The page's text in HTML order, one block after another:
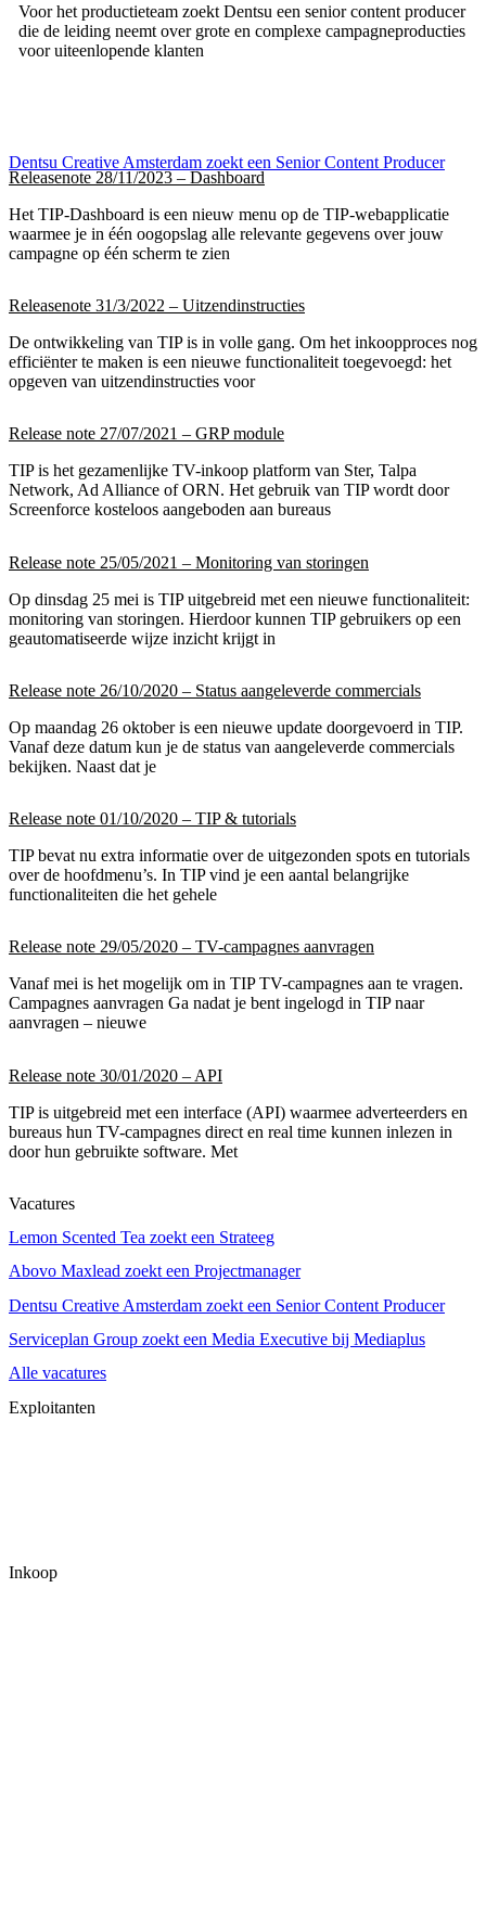
Voor het productieteam zoekt Dentsu een senior content producer
die de leiding neemt over grote en complexe campagneproducties
voor uiteenlopende klanten
Dentsu Creative Amsterdam zoekt een Senior Content Producer
Releasenote 28/11/2023 – Dashboard
Het TIP-Dashboard is een nieuw menu op de TIP-webapplicatie
waarmee je in één oogopslag alle relevante gegevens over jouw
campagne op één scherm te zien
Releasenote 31/3/2022 – Uitzendinstructies
De ontwikkeling van TIP is in volle gang. Om het inkoopproces nog
efficiënter te maken is een nieuwe functionaliteit toegevoegd: het
opgeven van uitzendinstructies voor
Release note 27/07/2021 – GRP module
TIP is het gezamenlijke TV-inkoop platform van Ster, Talpa
Network, Ad Alliance of ORN. Het gebruik van TIP wordt door
Screenforce kosteloos aangeboden aan bureaus
Release note 25/05/2021 – Monitoring van storingen
Op dinsdag 25 mei is TIP uitgebreid met een nieuwe functionaliteit:
monitoring van storingen. Hierdoor kunnen TIP gebruikers op een
geautomatiseerde wijze inzicht krijgt in
Release note 26/10/2020 – Status aangeleverde commercials
Op maandag 26 oktober is een nieuwe update doorgevoerd in TIP.
Vanaf deze datum kun je de status van aangeleverde commercials
bekijken. Naast dat je
Release note 01/10/2020 – TIP & tutorials
TIP bevat nu extra informatie over de uitgezonden spots en tutorials
over de hoofdmenu’s. In TIP vind je een aantal belangrijke
functionaliteiten die het gehele
Release note 29/05/2020 – TV-campagnes aanvragen
Vanaf mei is het mogelijk om in TIP TV-campagnes aan te vragen.
Campagnes aanvragen Ga nadat je bent ingelogd in TIP naar
aanvragen – nieuwe
Release note 30/01/2020 – API
TIP is uitgebreid met een interface (API) waarmee adverteerders en
bureaus hun TV-campagnes direct en real time kunnen inlezen in
door hun gebruikte software. Met
Vacatures
Lemon Scented Tea zoekt een Strateeg
Abovo Maxlead zoekt een Projectmanager
Dentsu Creative Amsterdam zoekt een Senior Content Producer
Serviceplan Group zoekt een Media Executive bij Mediaplus
Alle vacatures
Exploitanten
Inkoop